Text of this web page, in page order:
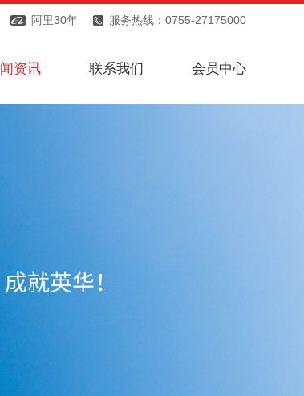
阿里30年 服务热线：0755-27175000
资讯 联系我们 会员中心